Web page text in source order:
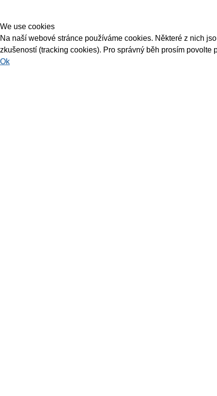
We use cookies
Na naší webové stránce používáme cookies. Některé z nich
zkušeností (tracking cookies). Pro správný běh prosím povolte
Ok